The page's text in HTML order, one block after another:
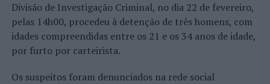
Divisão de Investigação Criminal, no dia 22 de fevereiro,
pelas 14h00, procedeu à detenção de três homens, com
idades compreendidas entre os 21 e os 34 anos de idade,
por furto por carteirista.
Os suspeitos foram denunciados na rede social